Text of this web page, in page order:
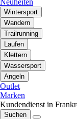
Neuheiten
Wintersport
Wandern
Trailrunning
Laufen
Klettern
Wassersport
Angeln
Outlet
Marken
Kundendienst in
Suchen